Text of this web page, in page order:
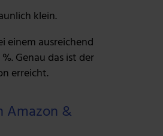
klein.
einem ausreichend
Genau das ist der
erreicht.
Amazon &